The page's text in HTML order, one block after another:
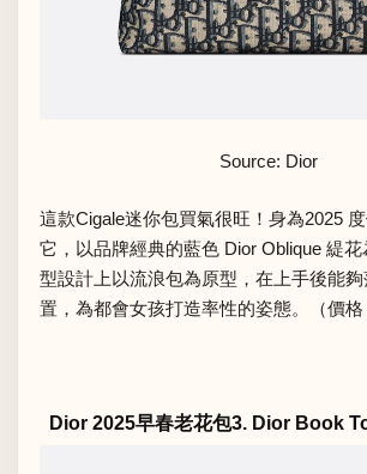
Source: Dior
這款Cigale迷你包買氣很旺！身為2025
它，以品牌經典的藍色 Dior Oblique 緹
型設計上以流浪包為原型，在上手後能
置，為都會女孩打造率性的姿態。（價格
Dior 2025早春老花包3. Dior Book